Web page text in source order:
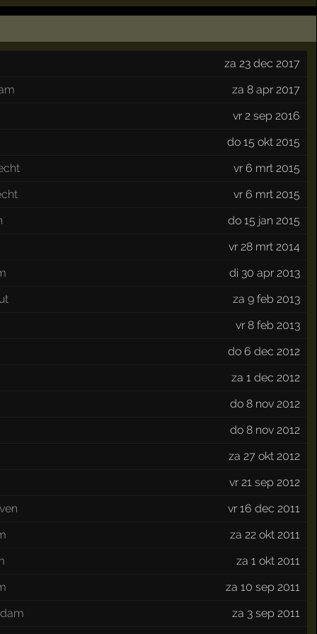
za 23 dec 2017
za 8 apr 2017
vr 2 sep 2016
do 15 okt 2015
vr 6 mrt 2015
vr 6 mrt 2015
do 15 jan 2015
vr 28 mrt 2014
di 30 apr 2013
za 9 feb 2013
vr 8 feb 2013
do 6 dec 2012
za 1 dec 2012
do 8 nov 2012
do 8 nov 2012
za 27 okt 2012
vr 21 sep 2012
vr 16 dec 2011
za 22 okt 2011
za 1 okt 2011
za 10 sep 2011
za 3 sep 2011